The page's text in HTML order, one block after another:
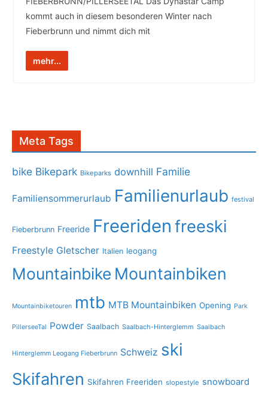
kommt auch in diesem besonderen Winter nach
Fieberbrunn und nimmt dich mit
mehr...
Meta Tags
bike Bikepark Bikeparks downhill Familie
Familiensommerurlaub Familienurlaub festival
Fieberbrunn Freeride Freeriden freeski
Freestyle Gletscher Italien leogang
Mountainbike Mountainbiken
Mountainbiketouren mtb MTB Mountainbiken Opening Park
PillerseeTal Powder Saalbach Saalbach-Hinterglemm Saalbach
Hinterglemm Leogang Fieberbrunn Schweiz ski
Skifahren Skifahren Freeriden slopestyle snowboard